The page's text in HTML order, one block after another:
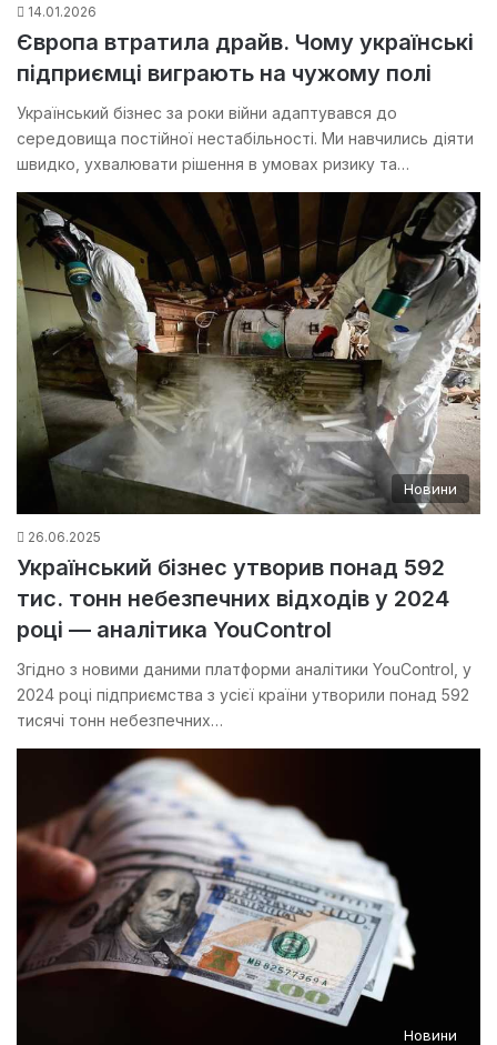
14.01.2026
Європа втратила драйв. Чому українські
підприємці виграють на чужому полі
Український бізнес за роки війни адаптувався до
середовища постійної нестабільності. Ми навчились діяти
швидко, ухвалювати рішення в умовах ризику та…
Новини
26.06.2025
Український бізнес утворив понад 592
тис. тонн небезпечних відходів у 2024
році — аналітика YouControl
Згідно з новими даними платформи аналітики YouControl, у
2024 році підприємства з усієї країни утворили понад 592
тисячі тонн небезпечних…
Новини